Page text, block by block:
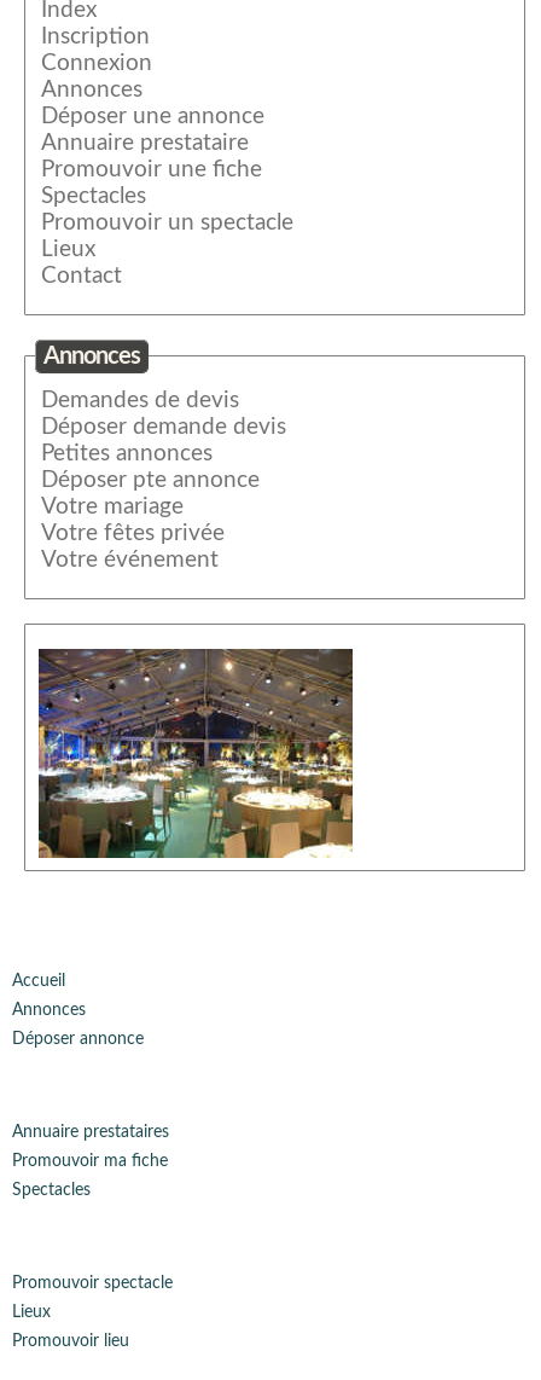
Index
Inscription
Connexion
Annonces
Déposer une annonce
Annuaire prestataire
Promouvoir une fiche
Spectacles
Promouvoir un spectacle
Lieux
Contact
Annonces
Demandes de devis
Déposer demande devis
Petites annonces
Déposer pte annonce
Votre mariage
Votre fêtes privée
Votre événement
Accueil
Annonces
Déposer annonce
Annuaire prestataires
Promouvoir ma fiche
Spectacles
Promouvoir spectacle
Lieux
Promouvoir lieu